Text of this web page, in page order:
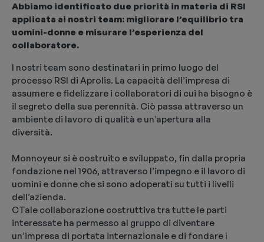
Abbiamo identificato due priorità in materia di RSI
applicata ai nostri team: migliorare l’equilibrio tra
uomini-donne e misurare l’esperienza del
collaboratore.
I nostri team sono destinatari in primo luogo del
processo RSI di Aprolis. La capacità dell’impresa di
assumere e fidelizzare i collaboratori di cui ha bisogno è
il segreto della sua perennità. Ciò passa attraverso un
ambiente di lavoro di qualità e un’apertura alla
diversità.
Monnoyeur si è costruito e sviluppato, fin dalla propria
fondazione nel 1906, attraverso l’impegno e il lavoro di
uomini e donne che si sono adoperati su tutti i livelli
dell’azienda.
CTale collaborazione costruttiva tra tutte le parti
interessate ha permesso al gruppo di diventare
un’impresa di portata internazionale e di fondare i